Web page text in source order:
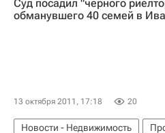
Суд посадил "черного
обманувшего 40 семей в
13 октября 2011, 17:18 20
Новости - Недвижимость